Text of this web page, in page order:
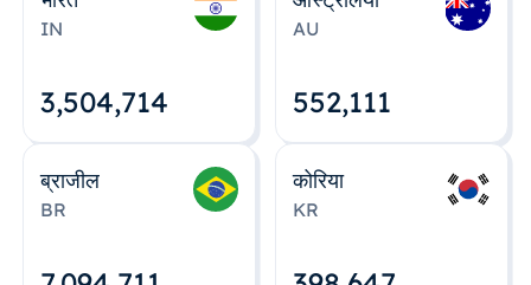
IN
3,504,715
AU
552,112
ब्राजील
BR
कोरिया
KR